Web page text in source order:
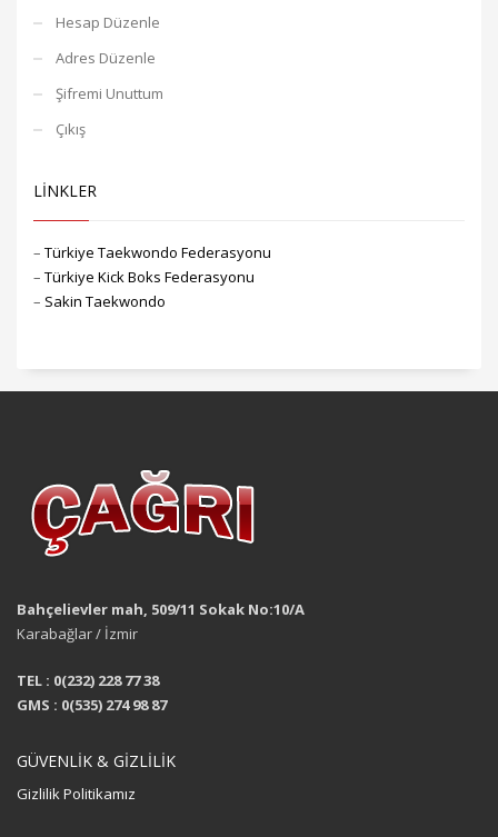
Hesap Düzenle
Adres Düzenle
Şifremi Unuttum
Çıkış
LİNKLER
– Türkiye Taekwondo Federasyonu
– Türkiye Kick Boks Federasyonu
– Sakin Taekwondo
Bahçelievler mah, 509/11 Sokak No:10/A
Karabağlar / İzmir
TEL : 0(232) 228 77 38
GMS : 0(535) 274 98 87
GÜVENLİK & GİZLİLİK
Gizlilik Politikamız